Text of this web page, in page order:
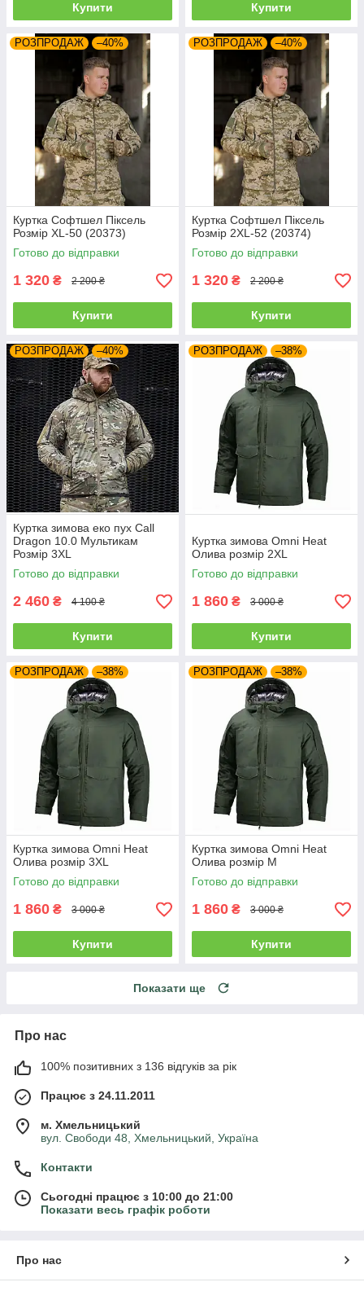
Купити Купити
РОЗПРОДАЖ –40%
Куртка Софтшел Піксель
Розмір XL-50 (20373)
Готово до відправки
1 320 ₴ 2 200 ₴
Купити
РОЗПРОДАЖ –40%
Куртка Софтшел Піксель
Розмір 2XL-52 (20374)
Готово до відправки
1 320 ₴ 2 200 ₴
Купити
РОЗПРОДАЖ –40%
Куртка зимова еко пух Call
Dragon 10.0 Мультикам
Розмір 3XL
Готово до відправки
2 460 ₴ 4 100 ₴
Купити
РОЗПРОДАЖ –38%
Куртка зимова Omni Heat
Олива розмір 2XL
Готово до відправки
1 860 ₴ 3 000 ₴
Купити
РОЗПРОДАЖ –38%
Куртка зимова Omni Heat
Олива розмір 3XL
Готово до відправки
1 860 ₴ 3 000 ₴
Купити
РОЗПРОДАЖ –38%
Куртка зимова Omni Heat
Олива розмір M
Готово до відправки
1 860 ₴ 3 000 ₴
Купити
Показати ще
Про нас
100% позитивних з 136 відгуків за рік
Працює з 24.11.2011
м. Хмельницький
вул. Свободи 48, Хмельницький, Україна
Контакти
Сьогодні працює з 10:00 до 21:00
Показати весь графік роботи
Про нас